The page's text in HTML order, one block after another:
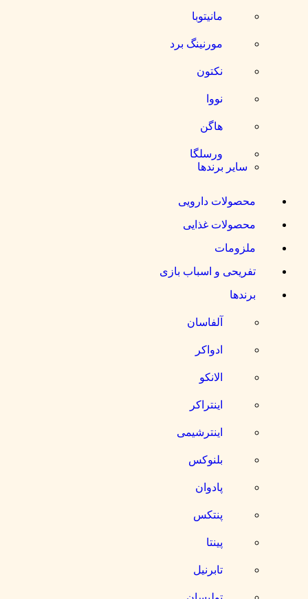
مانیتوبا
مورنینگ برد
نکتون
هاگن
ورسلگا
سایر برند‌ها
محصولات دارویی
محصولات غذایی
ملزومات
تفریحی و اسباب بازی
برندها
آلفاسان
ادواکر
الانکو
اینتراکر
اینترشیمی
بلنوکس
پادوان
پنتکس
تابرنیل